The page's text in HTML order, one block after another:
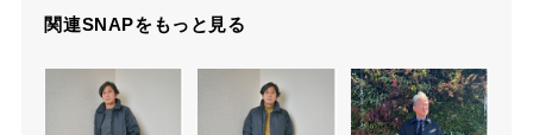
関連SNAPをもっと見る